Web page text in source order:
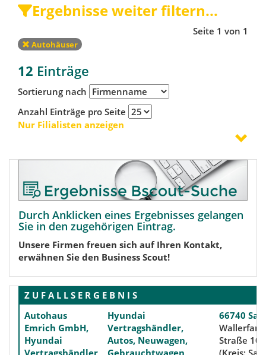
Ergebnisse weiter filtern...
Seite 1 von 1
Autohäuser
12 Einträge
Sortierung nach
Anzahl Einträge pro Seite
Nur Filialisten anzeigen
Durch Anklicken eines Ergebnisses gelangen
Sie in den zugehörigen Eintrag.
Unsere Firmen freuen sich auf Ihren Kontakt,
erwähnen Sie den Business Scout!
Z U F A L L S E R G E B N I S
Autohaus
Emrich GmbH,
Hyundai
Hyundai
Vertragshändler,
Autos, Neuwagen,
66740
Straße 100